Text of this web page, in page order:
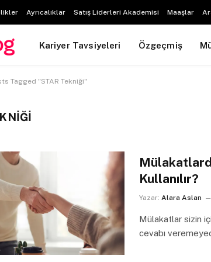
Ayrıcalıklar Satış Liderleri Akademisi Maaşlar
Kariyer Tavsiyeleri Özgeçmiş
Tagged "STAR Tekniği"
Kullanılır?
Yazar: Alara Aslan
Mülakatlar sizin
cevabı